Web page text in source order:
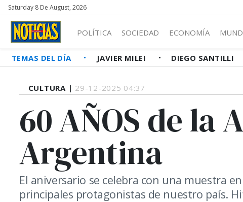
Saturday 8 De August, 2026
POLÍTICA SOCIEDAD ECONOMÍA
TEMAS DEL DÍA JAVIER MILEI DIEGO SANTILLI
CULTURA | 29-12-2025 04:37
60 AÑOS de la
Argentina
El aniversario se celebra con una muestra
principales protagonistas de nuestro país.